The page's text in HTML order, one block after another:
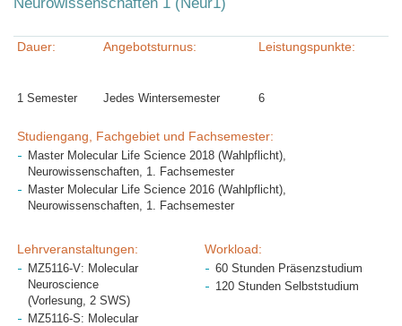
Dauer:
1 Semester
Angebotsturnus:
Jedes Wintersemester
Leistungspunkte:
6
Studiengang, Fachgebiet und Fachsemester:
Master Molecular Life Science 2018 (Wahlpflicht),
Neurowissenschaften, 1. Fachsemester
Master Molecular Life Science 2016 (Wahlpflicht),
Neurowissenschaften, 1. Fachsemester
Lehrveranstaltungen:
MZ5116-V: Molecular
Neuroscience
(Vorlesung, 2 SWS)
MZ5116-S: Molecular
Workload:
60 Stunden Präsenzstudium
120 Stunden Selbststudium